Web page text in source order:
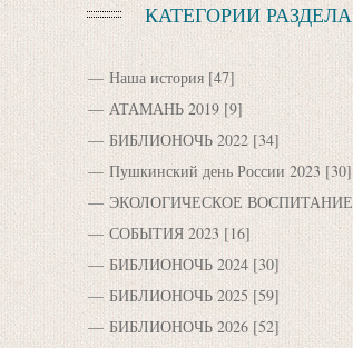
КАТЕГОРИИ РАЗДЕЛА
Наша история [47]
АТАМАНЬ 2019 [9]
БИБЛИОНОЧЬ 2022 [34]
Пушкинский день России 2023 [30]
ЭКОЛОГИЧЕСКОЕ ВОСПИТАНИЕ
СОБЫТИЯ 2023 [16]
БИБЛИОНОЧЬ 2024 [30]
БИБЛИОНОЧЬ 2025 [59]
БИБЛИОНОЧЬ 2026 [52]